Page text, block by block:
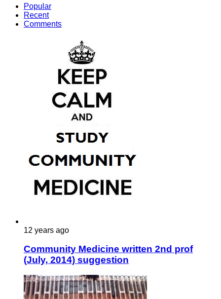
Popular
Recent
Comments
12 years ago
Community Medicine written 2nd prof
(July, 2014) suggestion